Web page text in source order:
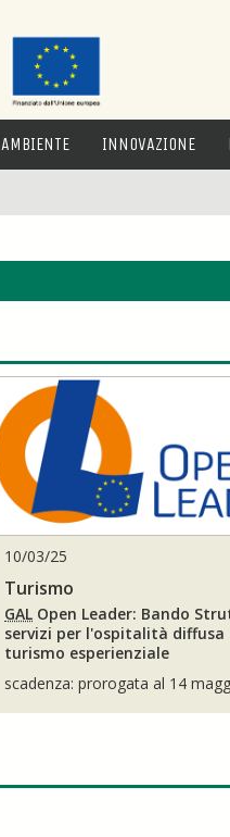
AMBIENTE INNOVAZIONE
10/03/25
Turismo
GAL Open Leader: Bando
servizi per l'ospitalità diffusa
turismo esperienziale
scadenza: prorogata al 14